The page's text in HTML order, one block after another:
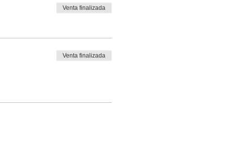
Venta finalizada
Venta finalizada